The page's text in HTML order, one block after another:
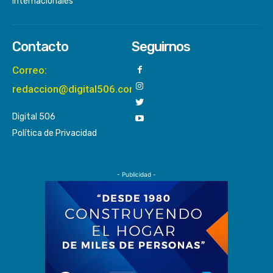
Contacto
Correo:
redaccion@digital506.com
Digital 506
Política de Privacidad
Seguirnos
- Publicidad -